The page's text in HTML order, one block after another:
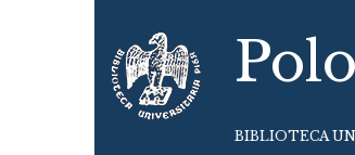
BIBLIOTECA